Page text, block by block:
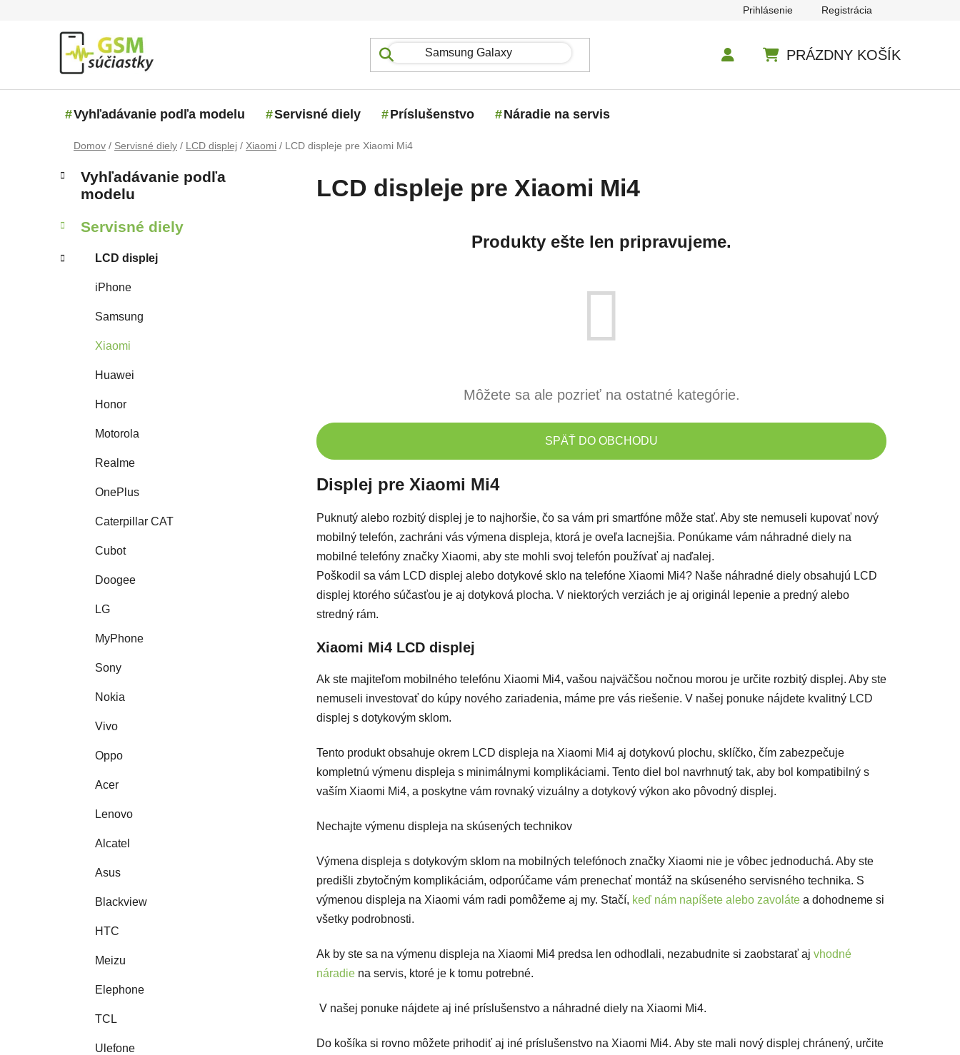
Prihlásenie Registrácia
PRÁZDNY KOŠÍK
Vyhľadávanie podľa modelu Servisné diely Príslušenstvo Náradie na servis
Domov / Servisné diely / LCD displej / Xiaomi / LCD displeje pre Xiaomi Mi4
Bočný panel
Kategórie
Vyhľadávanie podľa
modelu
Servisné diely
LCD displej
iPhone
Samsung
Xiaomi
Huawei
Honor
Motorola
Realme
OnePlus
Caterpillar CAT
Cubot
Doogee
LG
MyPhone
Sony
Nokia
Vivo
Oppo
Acer
Lenovo
Alcatel
Asus
Blackview
HTC
Meizu
Elephone
TCL
Ulefone
LCD displeje pre Xiaomi Mi4
Produkty ešte len pripravujeme.
Môžete sa ale pozrieť na ostatné kategórie.
SPÄŤ DO OBCHODU
Displej pre Xiaomi Mi4
Puknutý alebo rozbitý displej je to najhoršie, čo sa vám pri smartfóne môže stať. Aby ste nemuseli kupovať nový
mobilný telefón, zachráni vás výmena displeja, ktorá je oveľa lacnejšia. Ponúkame vám náhradné diely na
mobilné telefóny značky Xiaomi, aby ste mohli svoj telefón používať aj naďalej.
Poškodil sa vám LCD displej alebo dotykové sklo na telefóne Xiaomi Mi4? Naše náhradné diely obsahujú LCD
displej ktorého súčasťou je aj dotyková plocha. V niektorých verziách je aj originál lepenie a predný alebo
stredný rám.
Xiaomi Mi4 LCD displej
Ak ste majiteľom mobilného telefónu Xiaomi Mi4, vašou najväčšou nočnou morou je určite rozbitý displej. Aby ste
nemuseli investovať do kúpy nového zariadenia, máme pre vás riešenie. V našej ponuke nájdete kvalitný LCD
displej s dotykovým sklom.
Tento produkt obsahuje okrem LCD displeja na Xiaomi Mi4 aj dotykovú plochu, sklíčko, čím zabezpečuje
kompletnú výmenu displeja s minimálnymi komplikáciami. Tento diel bol navrhnutý tak, aby bol kompatibilný s
vaším Xiaomi Mi4, a poskytne vám rovnaký vizuálny a dotykový výkon ako pôvodný displej.
Nechajte výmenu displeja na skúsených technikov
Výmena displeja s dotykovým sklom na mobilných telefónoch značky Xiaomi nie je vôbec jednoduchá. Aby ste
predišli zbytočným komplikáciám, odporúčame vám prenechať montáž na skúseného servisného technika. S
výmenou displeja na Xiaomi vám radi pomôžeme aj my. Stačí, keď nám napíšete alebo zavoláte a dohodneme si
všetky podrobnosti.
Ak by ste sa na výmenu displeja na Xiaomi Mi4 predsa len odhodlali, nezabudnite si zaobstarať aj vhodné
náradie na servis, ktoré je k tomu potrebné.
V našej ponuke nájdete aj iné príslušenstvo a náhradné diely na Xiaomi Mi4.
Do košíka si rovno môžete prihodiť aj iné príslušenstvo na Xiaomi Mi4. Aby ste mali nový displej chránený, určite